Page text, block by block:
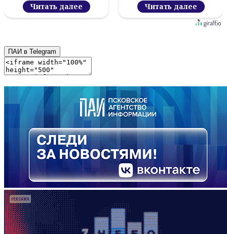
Читать далее Читать далее
ПАИ в Telegram